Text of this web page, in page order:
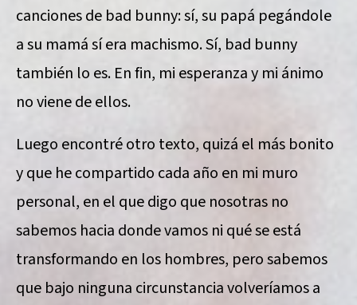
canciones de bad bunny: sí, su papá pegándole
a su mamá sí era machismo. Sí, bad bunny
también lo es. En fin, mi esperanza y mi ánimo
no viene de ellos.
Luego encontré otro texto, quizá el más bonito
y que he compartido cada año en mi muro
personal, en el que digo que nosotras no
sabemos hacia donde vamos ni qué se está
transformando en los hombres, pero sabemos
que bajo ninguna circunstancia volveríamos a